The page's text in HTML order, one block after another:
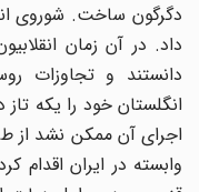
دگرگون ساخت. شوروی
داد. در آن زمان
دانستند و تجاوزات
اجرای آن ممکن نشد از
وابسته در ایران اقدام